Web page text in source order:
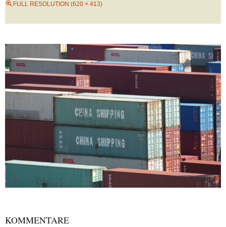
FULL RESOLUTION (620 × 413)
KOMMENTARE